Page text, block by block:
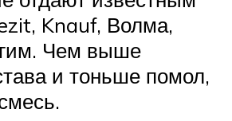
Knauf, Волма,
Чем выше
и тоньше помол,